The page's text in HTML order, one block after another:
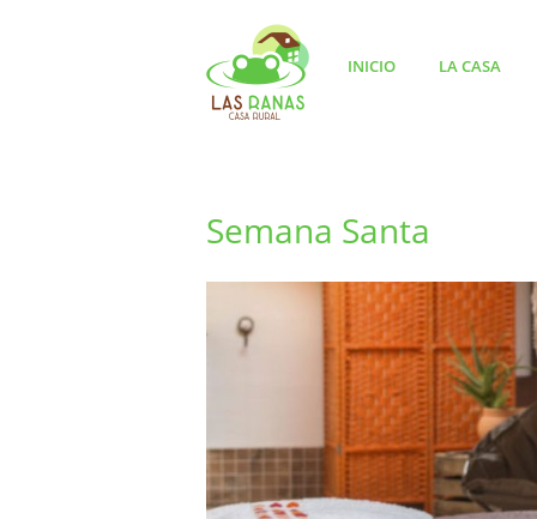
INICIO LA CASA
Semana Santa